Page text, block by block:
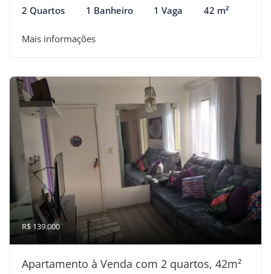
2 Quartos 1 Banheiro 1 Vaga 42 m²
Mais informações
R$ 139.000
Apartamento à Venda com 2 quartos, 42m²